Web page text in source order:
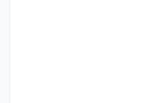
و معمولاً زیر سینک
حال برای اطمینان از نصب
توصیه می‌شود از تکنسین